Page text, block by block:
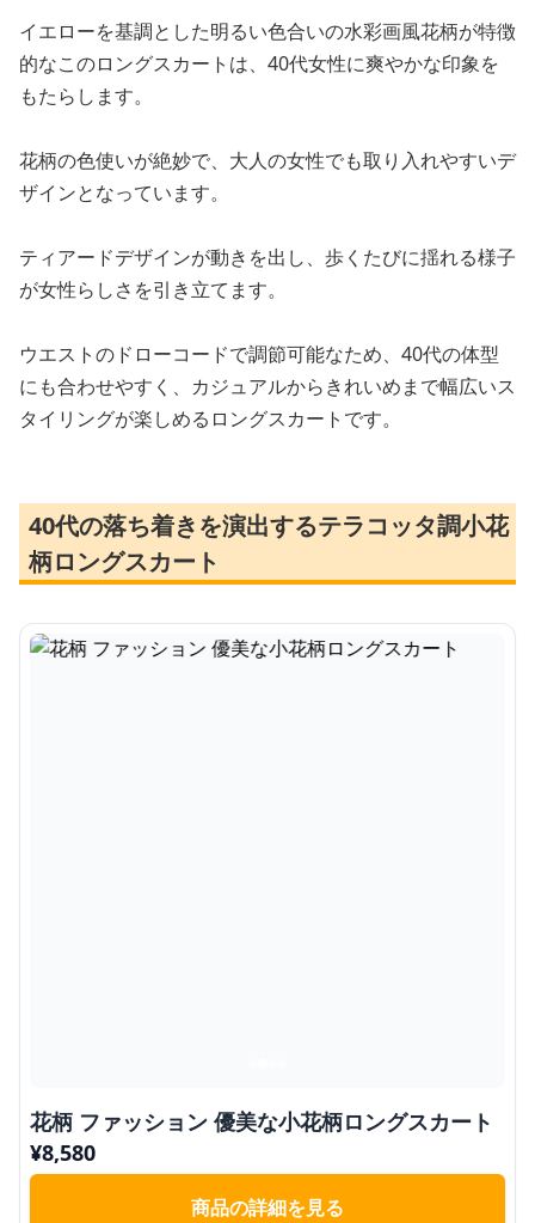
イエローを基調とした明るい色合いの水彩画風花柄が特徴
的なこのロングスカートは、40代女性に爽やかな印象を
もたらします。
花柄の色使いが絶妙で、大人の女性でも取り入れやすいデ
ザインとなっています。
ティアードデザインが動きを出し、歩くたびに揺れる様子
が女性らしさを引き立てます。
ウエストのドローコードで調節可能なため、40代の体型
にも合わせやすく、カジュアルからきれいめまで幅広いス
タイリングが楽しめるロングスカートです。
40代の落ち着きを演出するテラコッタ調小花
柄ロングスカート
花柄 ファッション 優美な小花柄ロングスカート
¥8,580
商品の詳細を見る